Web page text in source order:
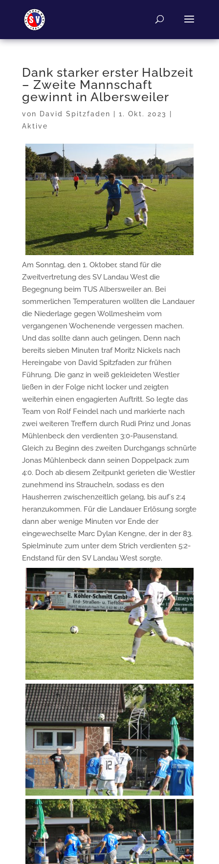
Dank starker erster Halbzeit
– Zweite Mannschaft
gewinnt in Albersweiler
von David Spitzfaden 1. Okt. 2023
Aktive
Am Sonntag, den 1. Oktober, stand für die
Zweitvertretung des SV Landau West die
Begegnung beim TUS Albersweiler an. Bei
sommerlichen Temperaturen wollten die Landauer
die Niederlage gegen Wollmesheim vom
vergangenen Wochenende vergessen machen.
Und das sollte dann auch gelingen, Denn nach
bereits sieben Minuten traf Moritz Nickels nach
Hereingabe von David Spitzfaden zur frühen
Führung. Die ganz in weiß gekleideten Westler
ließen in der Folge nicht locker und zeigten
weiterhin einen engagierten Auftritt. So legte das
Team von Rolf Feindel nach und markierte nach
zwei weiteren Treffern durch Rudi Prinz und Jonas
Mühlenbeck den verdienten 3:0-Pausenstand.
Gleich zu Beginn des zweiten Durchgangs schnürte
Jonas Mühlenbeck dann seinen Doppelpack zum
4:0. Doch ab diesem Zeitpunkt gerieten die Westler
zunehmend ins Straucheln, sodass es den
Hausherren zwischenzeitlich gelang, bis auf´s 2:4
heranzukommen. Für die Landauer Erlösung sorgte
dann aber wenige Minuten vor Ende der
eingewechselte Marc Dylan Kengne, der in der 83.
Spielminute zum unter dem Strich verdienten 5:2-
Endstand für den SV Landau West sorgte.